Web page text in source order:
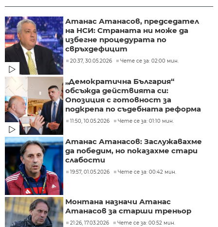
Атанас Атанасов, председател
на НСИ: Страната ни може да
избегне процедурата по
свръхдефицит
20:37, 30.05.2026 Чете се за: 02:00 мин.
„Демократична България“
обсъжда действията си:
Опозиция с готовност за
подкрепа по съдебната реформа
11:50, 10.05.2026 Чете се за: 01:10 мин.
Атанас Атанасов: Заслужавахме
да победим, но показахме стари
слабости
19:57, 01.05.2026 Чете се за: 00:42 мин.
Монтана назначи Атанас
Атанасов за старши треньор
21:26, 17.03.2026 Чете се за: 00:52 мин.